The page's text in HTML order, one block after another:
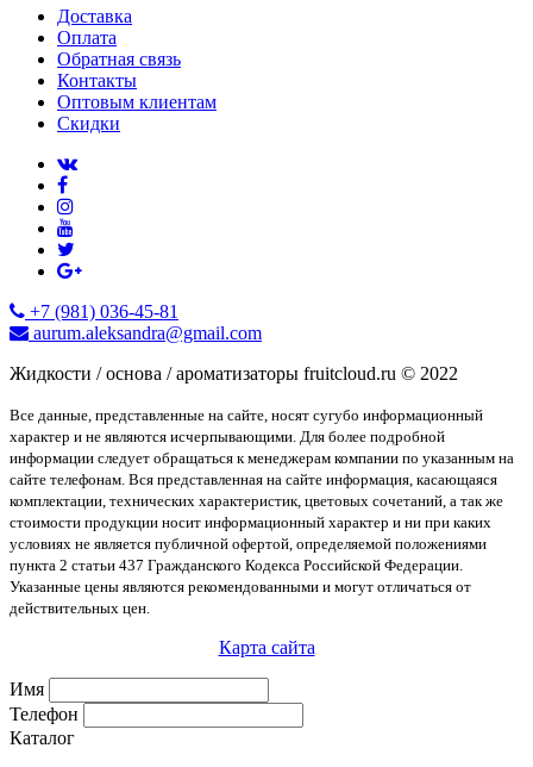
Доставка
Оплата
Обратная связь
Контакты
Оптовым клиентам
Скидки
+7 (981) 036-45-81
aurum.aleksandra@gmail.com
Жидкости / основа / ароматизаторы fruitcloud.ru © 2022
Все данные, представленные на сайте, носят сугубо информационный
характер и не являются исчерпывающими. Для более подробной
информации следует обращаться к менеджерам компании по указанным на
сайте телефонам. Вся представленная на сайте информация, касающаяся
комплектации, технических характеристик, цветовых сочетаний, а так же
стоимости продукции носит информационный характер и ни при каких
условиях не является публичной офертой, определяемой положениями
пункта 2 статьи 437 Гражданского Кодекса Российской Федерации.
Указанные цены являются рекомендованными и могут отличаться от
действительных цен.
Карта сайта
Имя
Телефон
Каталог